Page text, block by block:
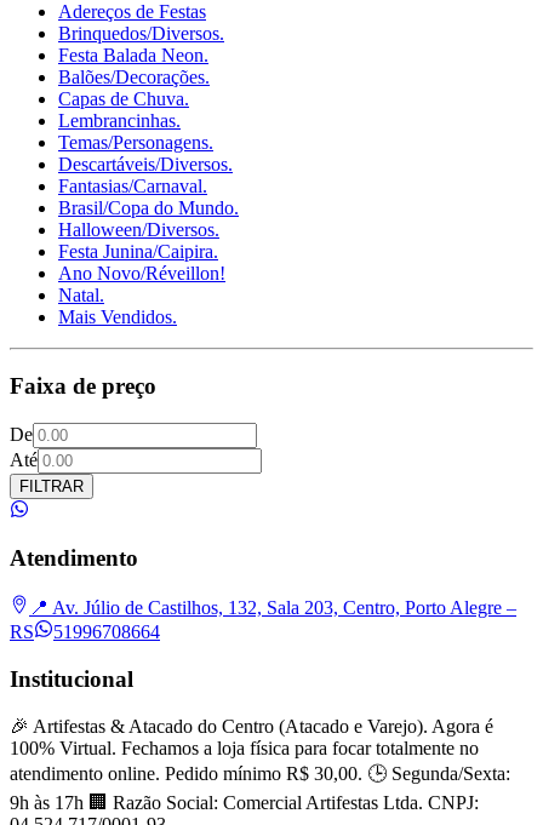
Adereços de Festas
Brinquedos/Diversos.
Festa Balada Neon.
Balões/Decorações.
Capas de Chuva.
Lembrancinhas.
Temas/Personagens.
Descartáveis/Diversos.
Fantasias/Carnaval.
Brasil/Copa do Mundo.
Halloween/Diversos.
Festa Junina/Caipira.
Ano Novo/Réveillon!
Natal.
Mais Vendidos.
Faixa de preço
De
Até
FILTRAR
Atendimento
📍 Av. Júlio de Castilhos, 132, Sala 203, Centro, Porto Alegre –
RS
51996708664
Institucional
🎉 Artifestas & Atacado do Centro (Atacado e Varejo). Agora é
100% Virtual. Fechamos a loja física para focar totalmente no
atendimento online. Pedido mínimo R$ 30,00. 🕒 Segunda/Sexta:
9h às 17h 🏢 Razão Social: Comercial Artifestas Ltda. CNPJ: